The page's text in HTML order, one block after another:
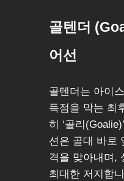
골텐더
어선
골텐더는 아이
득점을 막는 최
히 ‘골리
션은 골대 바로
격을 맞아내며,
최대한 저지합